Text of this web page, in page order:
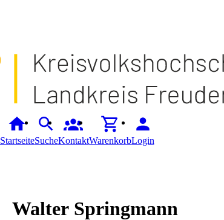
StartseiteSucheKontaktWarenkorbLogin
Walter Springmann